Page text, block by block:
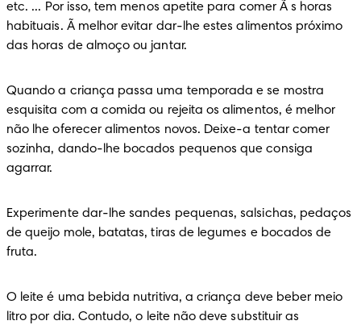
etc. ... Por isso, tem menos apetite para comer Ã s horas
habituais. Ã melhor evitar dar-lhe estes alimentos próximo
das horas de almoço ou jantar.
Quando a criança passa uma temporada e se mostra
esquisita com a comida ou rejeita os alimentos, é melhor
não lhe oferecer alimentos novos. Deixe-a tentar comer
sozinha, dando-lhe bocados pequenos que consiga
agarrar.
Experimente dar-lhe sandes pequenas, salsichas, pedaços
de queijo mole, batatas, tiras de legumes e bocados de
fruta.
O leite é uma bebida nutritiva, a criança deve beber meio
litro por dia. Contudo, o leite não deve substituir as